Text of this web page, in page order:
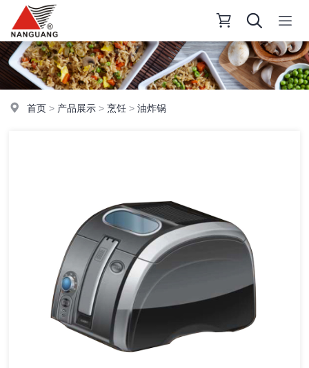
首页 > 产品展示 >烹饪 >油炸锅